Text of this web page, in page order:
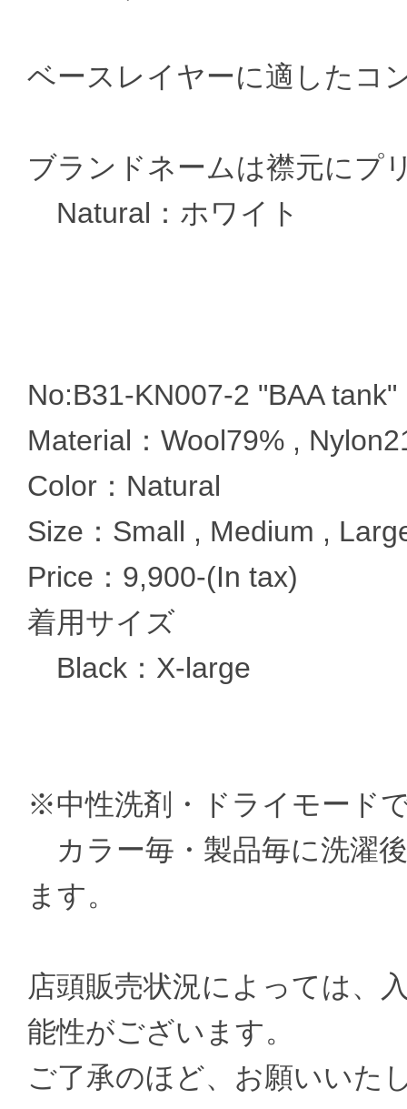
ベースレイヤーに適したコ
ブランドネームは襟元にプ
Natural：ホワイト
No:B31-KN007-2 "BAA tank"
Material：Wool79% ,
Color：Natural
Size：Small , Medium ,
Price：9,900-(In tax)
着用サイズ
Black：X-large
※中性洗剤・ドライモード
カラー毎・製品毎に洗濯
ます。
店頭販売状況によっては、
能性がございます。
ご了承のほど、お願いいた